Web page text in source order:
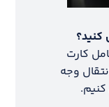
کارت
وجه